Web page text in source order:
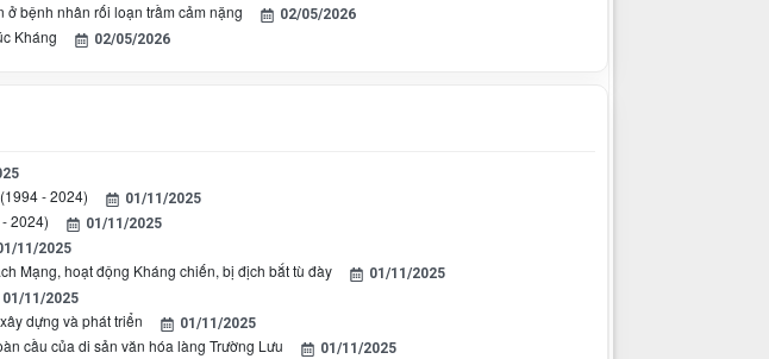
bệnh nhân rối loạn trầm cảm nặng 02/05/2026
Kháng 02/05/2026
- 2024) 01/11/2025
2024) 01/11/2025
11/2025
Mạng, hoạt động Kháng chiến, bị địch bắt tù đày 01/11/2025
01/11/2025
dựng và phát triển 01/11/2025
cầu của di sản văn hóa làng Trường Lưu 01/11/2025